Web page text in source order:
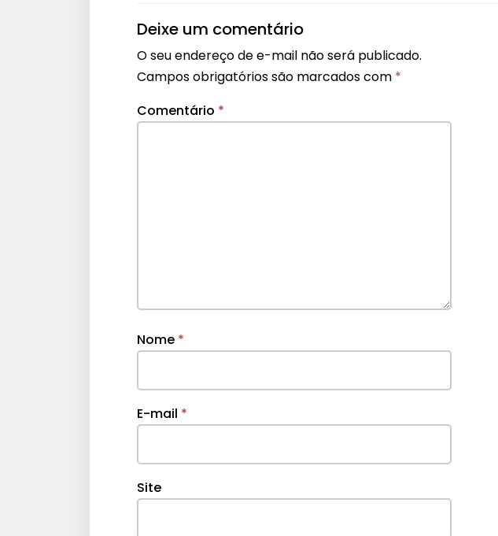
Deixe um comentário
O seu endereço de e-mail não será publicado.
Campos obrigatórios são marcados com *
Comentário *
Nome *
E-mail *
Site